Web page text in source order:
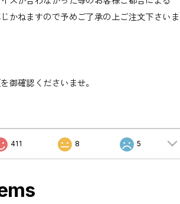
かねますので予めご了承の上ご注文下さいま
御確認くださいませ。
411 8 5